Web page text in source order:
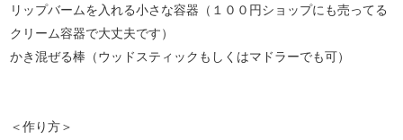
リップバームを入れる小さな容器（１００円ショップにも売ってる
クリーム容器で大丈夫です）
かき混ぜる棒（ウッドスティックもしくはマドラーでも可）
＜作り方＞